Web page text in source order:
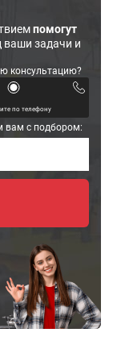
помогут
ваши задачи и
консультацию?
по телефону
вам с подбором: